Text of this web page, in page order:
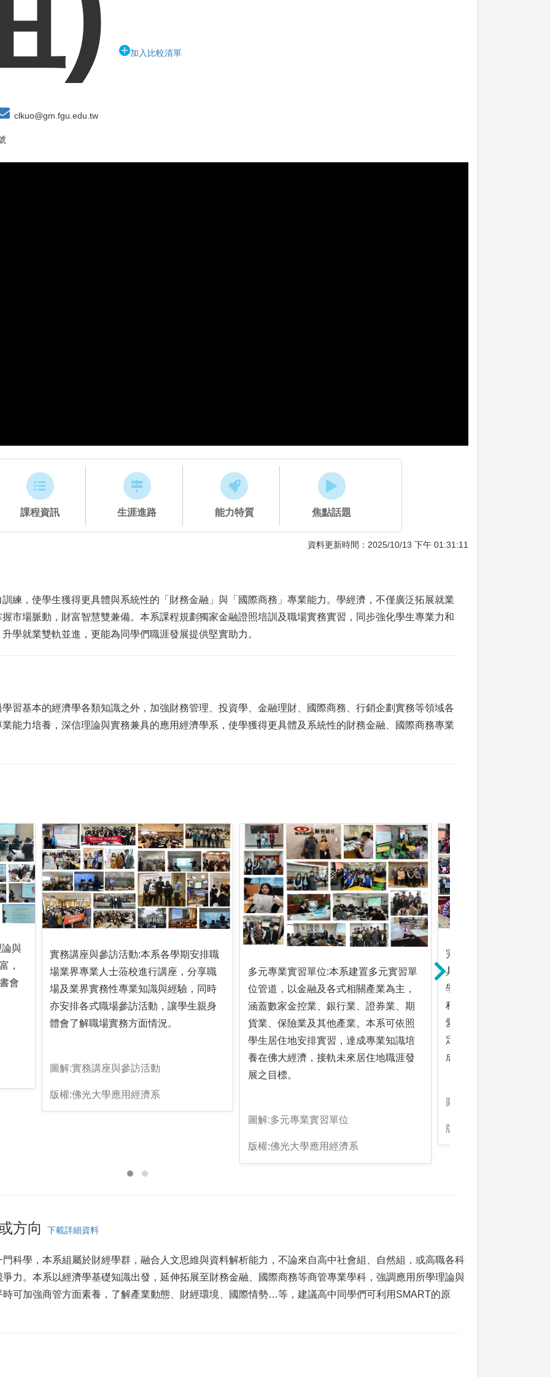
加入比較清單
clkuo@gm.fgu.edu.tw
課程資訊 生涯進路 能力特質 焦點話題
資料更新時間：2025/10/13 下午 01:31:11
練，使學生獲得更具體與系統性的「財務金融」與「國際商務」專業能力。學經濟，不僅廣泛拓展就業
市場脈動，財富智慧雙兼備。本系課程規劃獨家金融證照培訓及職場實務實習，同步強化學生專業力和
學就業雙軌並進，更能為同學們職涯發展提供堅實助力。
習基本的經濟學各類知識之外，加強財務管理、投資學、金融理財、國際商務、行銷企劃實務等領域各
能力培養，深信理論與實務兼具的應用經濟學系，使學獲得更具體及系統性的財務金融、國際商務專業
與
，
會
實務講座與參訪活動:本系各學期安排職
場業界專業人士蒞校進行講座，分享職
場及業界實務性專業知識與經驗，同時
亦安排各式職場參訪活動，讓學生親身
體會了解職場實務方面情況。
圖解:實務講座與參訪活動
版權:佛光大學應用經濟系
多元專業實習單位:本系建置多元實習單
位管道，以金融及各式相關產業為主，
涵蓋數家金控業、銀行業、證券業、期
貨業、保險業及其他產業。本系可依照
學生居住地安排實習，達成專業知識培
養在佛大經濟，接軌未來居住地職涯發
展之目標。
圖解:多元專業實習單位
版權:佛光大學應用經濟系
完整升學學制管道:本
具備學士班、碩士班及
學士班可透過五年一貫
程，碩士在職專班歷年
愛報名踴躍，近年各學
定，碩士班及碩士在職
成果可比擬國立大專院
圖解:完整升學學制管道
版權:佛光大學應用經濟
方向 下載詳細資料
科學，本系組屬於財經學群，融合人文思維與資料解析能力，不論來自高中社會組、自然組，或高職各科
力。本系以經濟學基礎知識出發，延伸拓展至財務金融、國際商務等商管專業學科，強調應用所學理論與
可加強商管方面素養，了解產業動態、財經環境、國際情勢…等，建議高中同學們可利用SMART的原